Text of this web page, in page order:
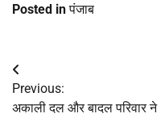
Posted inपंजाब
Post
navigation
Previous:
अकाली दल और बादल परिवार ने